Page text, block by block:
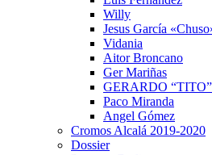
Willy
Jesus García
Vidania
Aitor Broncano
Ger Mariñas
GERARDO
Paco Miranda
Angel Gómez
Cromos Alcalá 2019-2020
Dossier